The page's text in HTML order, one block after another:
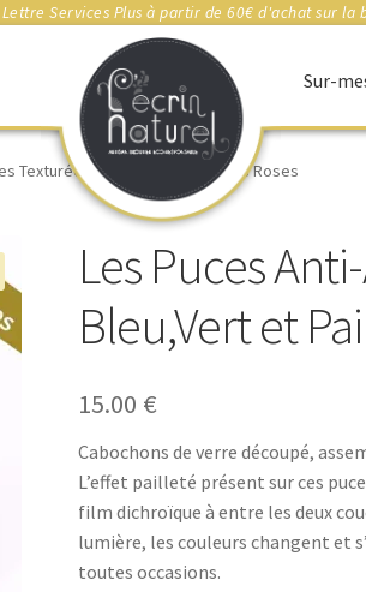
Services Plus à partir de 60€ d'achat sur la
Sur-
Texturées Bleu,Vert et Paillettes Roses
Les Puces
Bleu,Vert et
15.00 €
Cabochons de verre découpé,
L’effet pailleté présent sur ces
film dichroïque à entre les deux
lumière, les couleurs changent et
toutes occasions.